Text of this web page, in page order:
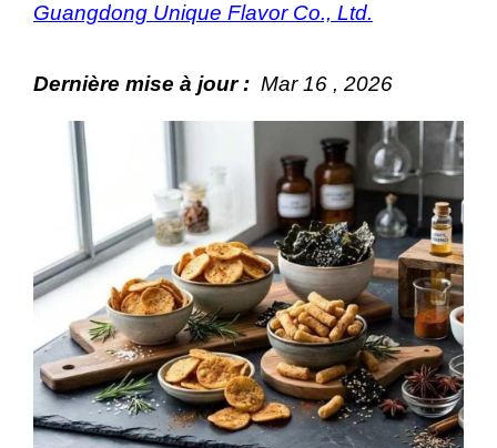
Guangdong Unique Flavor Co., Ltd.
Dernière mise à jour : Mar 16 , 2026